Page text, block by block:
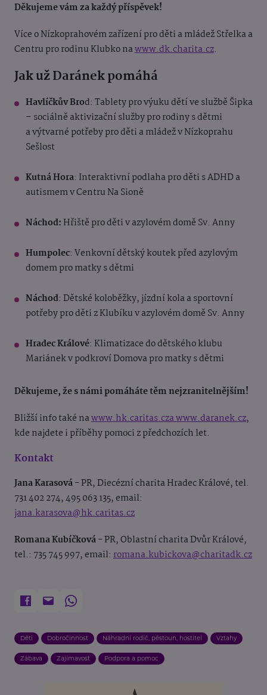
Děkujeme vám za každý příspěvek!
Více o Nízkoprahovém zařízení pro děti a mládež Střelkaa
Centru pro rodinu Klubkonawww.dk.charita.cz.
Jak už Daránek pomáhá
Havlíčkův Brod: Tablety pro výuku dětí ve službě Šipka
– sociálně aktivizační služby pro rodiny s dětmi
a výtvarné potřeby pro děti a mládež v Nízkoprahu
Sešlost
Kutná Hora: Interaktivní podlaha pro děti s ADHD a
autismem v Centru Na Sioně
Náchod: Hřiště pro děti v azylovém domě Sv. Anny
Humpolec: Venkovní dětský koutek před azylovým
domem pro matky s dětmi
Náchod: Dětské koloběžky, jízdní kola a sportovní
potřeby pro děti z Klubíku v azylovém domě Sv. Anny
Hradec Králové: Klimatizace do dětského klubu
Mariánek v podkroví Domova pro matky s dětmi
Děkujeme, že s námi pomáháte těm nejzranitelnějším!
Bližší info také nawww.hk.caritas.cza www.daranek.cz,
kde najdete i příběhy pomoci z předchozích let.
Kontakt
Jana Karasová- PR, Diecézní charita Hradec Králové, tel.
731 402 274, 495 063 135, email:
jana.karasova@hk.caritas.cz
Romana Kubíčková- PR, Oblastní charita Dvůr Králové,
tel.: 735 745 997, email: romana.kubickova@charitadk.cz
Děti Dobročinnost Náhradní rodič, pěstoun, hostitel Vztahy
Zábava Zajímavost Podpora a pomoc